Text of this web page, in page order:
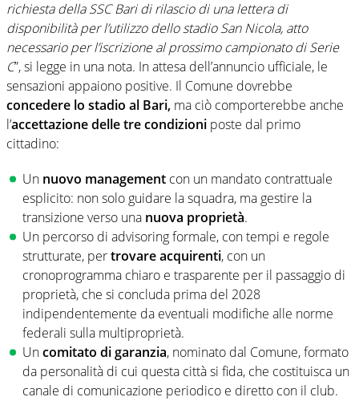
richiesta della SSC Bari di rilascio di una lettera di
disponibilità per l’utilizzo dello stadio San Nicola, atto
necessario per l’iscrizione al prossimo campionato di Serie
C”, si legge in una nota. In attesa dell’annuncio ufficiale, le
sensazioni appaiono positive. Il Comune dovrebbe
concedere lo stadio al Bari, ma ciò comporterebbe anche
l’accettazione delle tre condizioni poste dal primo
cittadino:
Un nuovo management con un mandato contrattuale
esplicito: non solo guidare la squadra, ma gestire la
transizione verso una nuova proprietà.
Un percorso di advisoring formale, con tempi e regole
strutturate, pertrovare acquirenti, con un
cronoprogramma chiaro e trasparente per il passaggio di
proprietà, che si concluda prima del 2028
indipendentemente da eventuali modifiche alle norme
federali sulla multiproprietà.
Uncomitato di garanzia, nominato dal Comune, formato
da personalità di cui questa città si fida, che costituisca un
canale di comunicazione periodico e diretto con il club.